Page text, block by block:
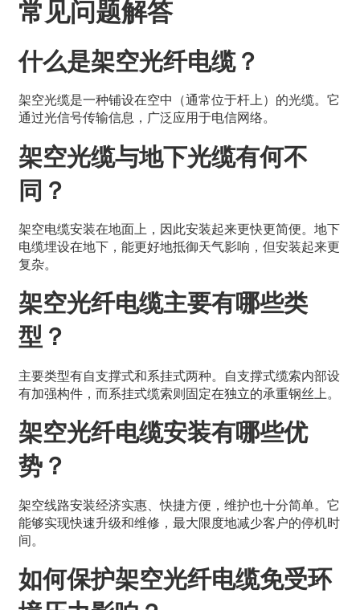
常见问题解答
什么是架空光纤电缆？
架空光缆是一种铺设在空中（通常位于杆上）的光缆。它
通过光信号传输信息，广泛应用于电信网络。
架空光缆与地下光缆有何不
同？
架空电缆安装在地面上，因此安装起来更快更简便。地下
电缆埋设在地下，能更好地抵御天气影响，但安装起来更
复杂。
架空光纤电缆主要有哪些类
型？
主要类型有自支撑式和系挂式两种。自支撑式缆索内部设
有加强构件，而系挂式缆索则固定在独立的承重钢丝上。
架空光纤电缆安装有哪些优
势？
架空线路安装经济实惠、快捷方便，维护也十分简单。它
能够实现快速升级和维修，最大限度地减少客户的停机时
间。
如何保护架空光纤电缆免受环